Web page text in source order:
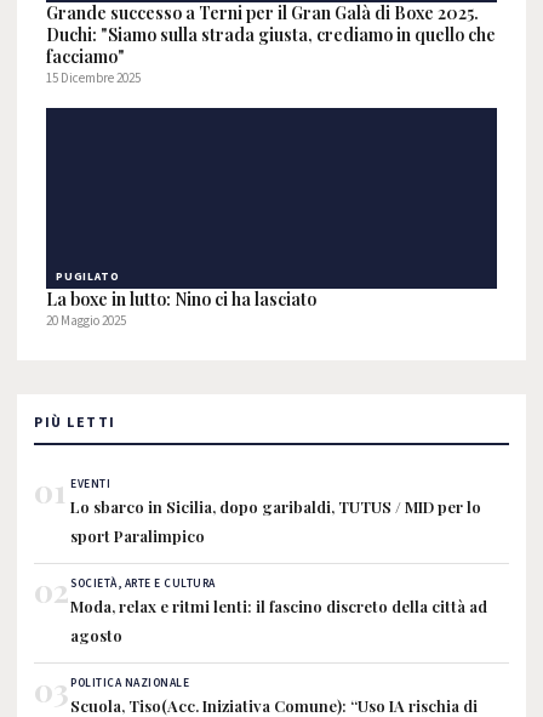
Grande successo a Terni per il Gran Galà di Boxe 2025.
Duchi: "Siamo sulla strada giusta, crediamo in quello che
facciamo"
15 Dicembre 2025
PUGILATO
La boxe in lutto: Nino ci ha lasciato
20 Maggio 2025
PIÙ LETTI
01 EVENTI
Lo sbarco in Sicilia, dopo garibaldi, TUTUS / MID per lo
sport Paralimpico
02SOCIETÀ, ARTE E CULTURA
Moda, relax e ritmi lenti: il fascino discreto della città ad
agosto
03POLITICA NAZIONALE
Scuola, Tiso(Acc. Iniziativa Comune): “Uso IA rischia di